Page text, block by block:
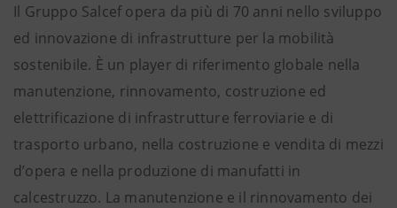
Il Gruppo Salcef opera da più di 70 anni nello sviluppo
ed innovazione di infrastrutture per la mobilità
sostenibile. È un player di riferimento globale nella
manutenzione, rinnovamento, costruzione ed
elettrificazione di infrastrutture ferroviarie e di
trasporto urbano, nella costruzione e vendita di mezzi
d’opera e nella produzione di manufatti in
calcestruzzo. La manutenzione e il rinnovamento dei